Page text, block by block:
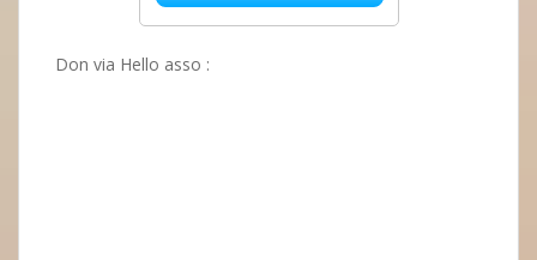
Don via Hello asso :